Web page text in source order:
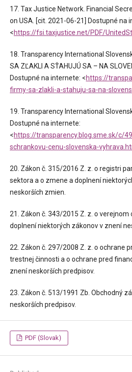
17. Tax Justice Network. Financial
on USA. [cit. 2021-06-21] Dostupné na
<https://fsi.taxjustice.net/PDF/
18. Transparency International
SA ZĽAKLI A SŤAHUJÚ SA – NA
Dostupné na internete: <https://
firmy-sa-zlakli-a-stahuju-sa-na-
19. Transparency International
Dostupné na internete:
<https://transparency.blog.sme.sk/c/
schrankovu-cenu-slovenska-
20. Zákon č. 315/2016 Z. z. o registri
sektora a o zmene a doplnení
neskorších zmien.
21. Zákon č. 343/2015 Z. z. o
doplnení niektorých zákonov v znení
22. Zákon č. 297/2008 Z. z. o ochrane
trestnej činnosti a o ochrane pred
znení neskorších predpisov.
23. Zákon č. 513/1991 Zb. Obchodný
neskorších predpisov.
PDF (Slovak)